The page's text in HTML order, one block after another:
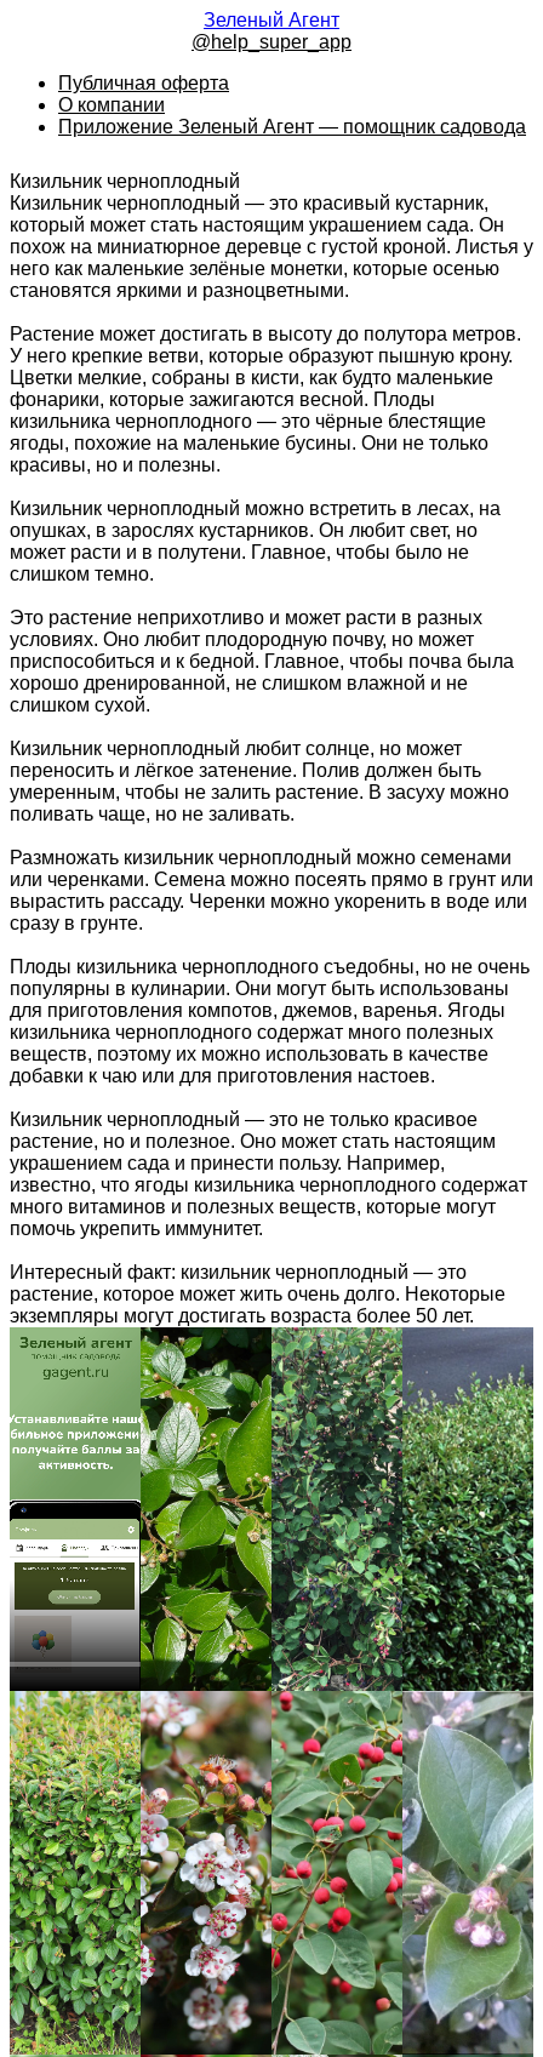
Зеленый Агент
@help_super_app
Публичная оферта
О компании
Приложение Зеленый Агент — помощник садовода
Кизильник черноплодный
Кизильник черноплодный — это красивый кустарник,
который может стать настоящим украшением сада. Он
похож на миниатюрное деревце с густой кроной. Листья у
него как маленькие зелёные монетки, которые осенью
становятся яркими и разноцветными.
Растение может достигать в высоту до полутора метров.
У него крепкие ветви, которые образуют пышную крону.
Цветки мелкие, собраны в кисти, как будто маленькие
фонарики, которые зажигаются весной. Плоды
кизильника черноплодного — это чёрные блестящие
ягоды, похожие на маленькие бусины. Они не только
красивы, но и полезны.
Кизильник черноплодный можно встретить в лесах, на
опушках, в зарослях кустарников. Он любит свет, но
может расти и в полутени. Главное, чтобы было не
слишком темно.
Это растение неприхотливо и может расти в разных
условиях. Оно любит плодородную почву, но может
приспособиться и к бедной. Главное, чтобы почва была
хорошо дренированной, не слишком влажной и не
слишком сухой.
Кизильник черноплодный любит солнце, но может
переносить и лёгкое затенение. Полив должен быть
умеренным, чтобы не залить растение. В засуху можно
поливать чаще, но не заливать.
Размножать кизильник черноплодный можно семенами
или черенками. Семена можно посеять прямо в грунт или
вырастить рассаду. Черенки можно укоренить в воде или
сразу в грунте.
Плоды кизильника черноплодного съедобны, но не очень
популярны в кулинарии. Они могут быть использованы
для приготовления компотов, джемов, варенья. Ягоды
кизильника черноплодного содержат много полезных
веществ, поэтому их можно использовать в качестве
добавки к чаю или для приготовления настоев.
Кизильник черноплодный — это не только красивое
растение, но и полезное. Оно может стать настоящим
украшением сада и принести пользу. Например,
известно, что ягоды кизильника черноплодного содержат
много витаминов и полезных веществ, которые могут
помочь укрепить иммунитет.
Интересный факт: кизильник черноплодный — это
растение, которое может жить очень долго. Некоторые
экземпляры могут достигать возраста более 50 лет.